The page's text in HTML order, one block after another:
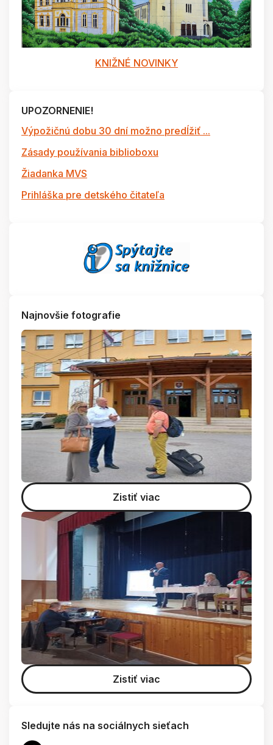
KNIŽNÉ NOVINKY
UPOZORNENIE!
Výpožičnú dobu 30 dní možno predĺžiť ...
Zásady používania biblioboxu
Žiadanka MVS
Prihláška pre detského čitateľa
Najnovšie fotografie
Zistiť viac
Zistiť viac
Sledujte nás na sociálnych sieťach